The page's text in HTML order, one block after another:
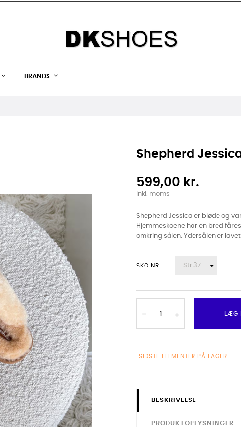
BRANDS
Shepherd
599,00 kr.
Inkl. moms
Shepherd Jessica er bløde og
Hjemmeskoene har en bred
omkring sålen. Ydersålen er lavet
SKO NR
LÆG
SIDSTE ELEMENTER PÅ LAGER
BESKRIVELSE
PRODUKTOPLYSNINGER